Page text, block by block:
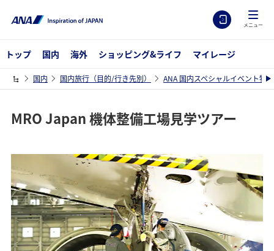
メニュー
トップ 国内 海外 ショッピング&ライフ マイレージ
国内 国内旅行（目的/行き先別） ANA 国内スペシャルイベント特集
MRO Japan 機体整備工場見学ツアー